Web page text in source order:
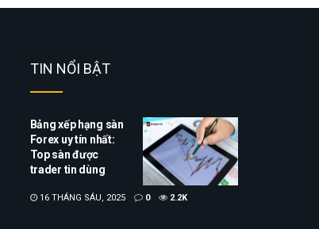
TIN NỔI BẬT
Bảng xếp hạng sàn
Forex uy tín nhất:
Top sàn được
trader tin dùng
16 THÁNG SÁU, 2025 0 2.2K